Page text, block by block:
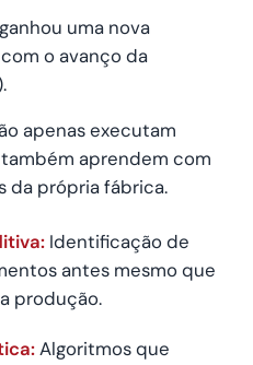
uma nova
o avanço da
apenas executam
aprendem com
da própria fábrica.
Identificação de
antes mesmo que
produção.
Algoritmos que